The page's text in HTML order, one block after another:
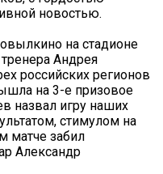
новостью.
на стадионе
Андрея
российских регионов
на 3-е призовое
назвал игру наших
стимулом на
матче забил
Александр